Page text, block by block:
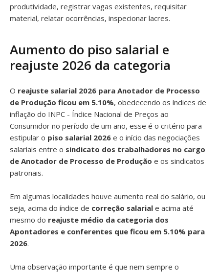
produtividade, registrar vagas existentes, requisitar
material, relatar ocorrências, inspecionar lacres.
Aumento do piso salarial e
reajuste 2026 da categoria
O reajuste salarial 2026 para Anotador de Processo
de Produção ficou em 5.10%, obedecendo os índices de
inflação do INPC - Índice Nacional de Preços ao
Consumidor no período de um ano, esse é o critério para
estipular o piso salarial 2026 e o início das negociações
salariais entre o sindicato dos trabalhadores no cargo
de Anotador de Processo de Produção e os sindicatos
patronais.
Em algumas localidades houve aumento real do salário, ou
seja, acima do índice de correção salarial e acima até
mesmo do reajuste médio da categoria dos
Apontadores e conferentes que ficou em 5.10% para
2026.
Uma observação importante é que nem sempre o